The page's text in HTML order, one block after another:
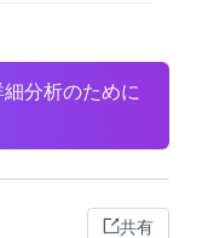
分析のために
共有